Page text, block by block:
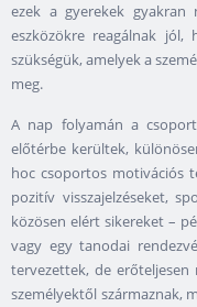
ezek a gyerekek gyakran
eszközökre reagálnak jól,
szükségük, amelyek a
meg.
A nap folyamán a
előtérbe kerültek,
hoc csoportos motivációs
pozitív visszajelzéseket,
közösen elért sikereket –
vagy egy tanodai
tervezettek, de
személyektől származnak,